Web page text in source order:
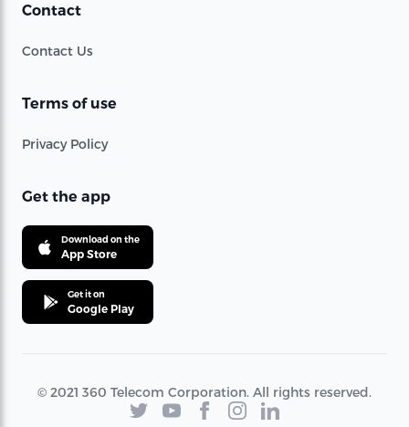
Contact
Contact Us
Terms of use
Privacy Policy
Get the app
Download on the
App Store
Get it on
Google Play
© 2021 360 Telecom Corporation. All rights reserved.